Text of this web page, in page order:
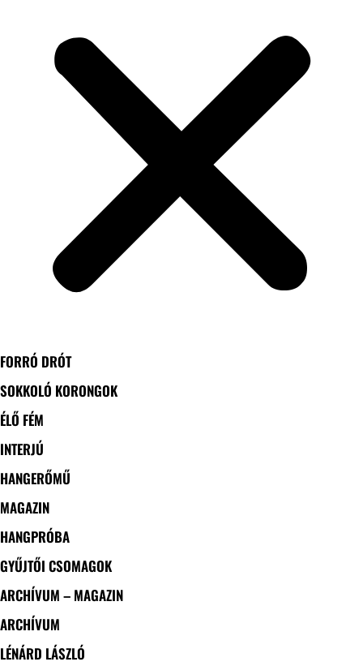
FORRÓ DRÓT
SOKKOLÓ KORONGOK
ÉLŐ FÉM
INTERJÚ
HANGERŐMŰ
MAGAZIN
HANGPRÓBA
GYŰJTŐI CSOMAGOK
ARCHÍVUM – MAGAZIN
ARCHÍVUM
LÉNÁRD LÁSZLÓ